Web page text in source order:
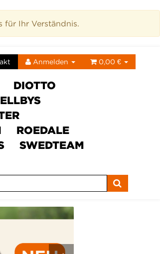
für Ihr Verständnis.
Anmelden 0,00 €
DIOTTO
ROEDALE
SWEDTEAM